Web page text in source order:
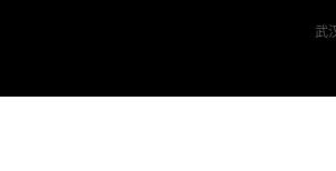
武